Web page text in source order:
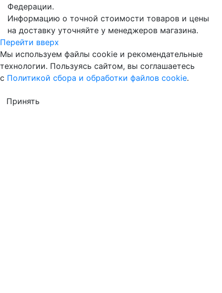
Федерации.
Информацию о точной стоимости товаров и цены
на доставку уточняйте у менеджеров магазина.
Перейти вверх
Мы используем файлы cookie и рекомендательные
технологии. Пользуясь сайтом, вы соглашаетесь
с Политикой сбора и обработки файлов cookie.
Принять